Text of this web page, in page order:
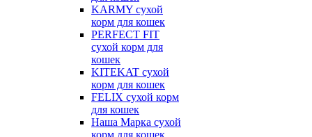
KARMY сухой
корм для кошек
PERFECT FIT
сухой корм для
кошек
KITEKAT сухой
корм для кошек
FELIX сухой корм
для кошек
Наша Марка сухой
корм для кошек